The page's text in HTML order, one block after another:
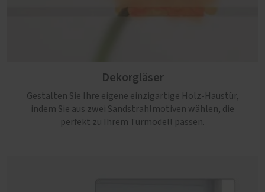
Dekorgläser
Gestalten Sie Ihre eigene einzigartige Holz-Haustür,
indem Sie aus zwei Sandstrahlmotiven wählen, die
perfekt zu Ihrem Türmodell passen.